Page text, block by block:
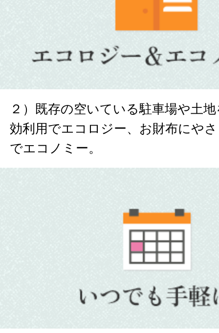
２）既存の空いている駐車場や土
効利用でエコロジー、お財布にや
でエコノミー。